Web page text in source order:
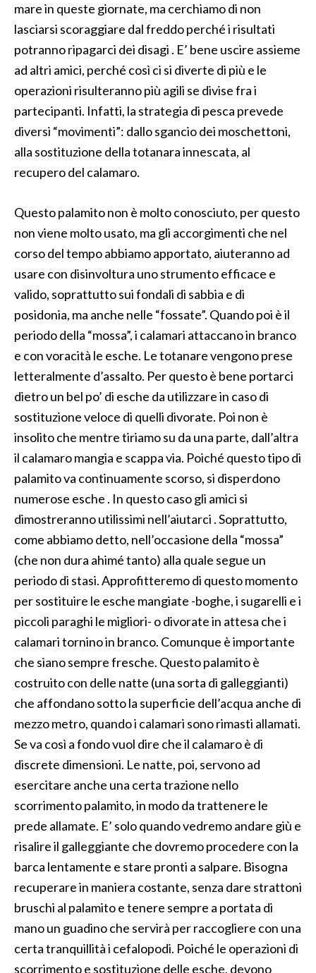
mare in queste giornate, ma cerchiamo di non
lasciarsi scoraggiare dal freddo perché i risultati
potranno ripagarci dei disagi . E’ bene uscire assieme
ad altri amici, perché così ci si diverte di più e le
operazioni risulteranno più agili se divise fra i
partecipanti. Infatti, la strategia di pesca prevede
diversi “movimenti”: dallo sgancio dei moschettoni,
alla sostituzione della totanara innescata, al
recupero del calamaro.
Questo palamito non è molto conosciuto, per questo
non viene molto usato, ma gli accorgimenti che nel
corso del tempo abbiamo apportato, aiuteranno ad
usare con disinvoltura uno strumento efficace e
valido, soprattutto sui fondali di sabbia e di
posidonia, ma anche nelle “fossate”. Quando poi è il
periodo della “mossa”, i calamari attaccano in branco
e con voracità le esche. Le totanare vengono prese
letteralmente d’assalto. Per questo è bene portarci
dietro un bel po’ di esche da utilizzare in caso di
sostituzione veloce di quelli divorate. Poi non è
insolito che mentre tiriamo su da una parte, dall’altra
il calamaro mangia e scappa via. Poiché questo tipo di
palamito va continuamente scorso, si disperdono
numerose esche . In questo caso gli amici si
dimostreranno utilissimi nell’aiutarci . Soprattutto,
come abbiamo detto, nell’occasione della “mossa”
(che non dura ahimé tanto) alla quale segue un
periodo di stasi. Approfitteremo di questo momento
per sostituire le esche mangiate -boghe, i sugarelli e i
piccoli paraghi le migliori- o divorate in attesa che i
calamari tornino in branco. Comunque è importante
che siano sempre fresche. Questo palamito è
costruito con delle natte (una sorta di galleggianti)
che affondano sotto la superficie dell’acqua anche di
mezzo metro, quando i calamari sono rimasti allamati.
Se va così a fondo vuol dire che il calamaro è di
discrete dimensioni. Le natte, poi, servono ad
esercitare anche una certa trazione nello
scorrimento palamito, in modo da trattenere le
prede allamate. E’ solo quando vedremo andare giù e
risalire il galleggiante che dovremo procedere con la
barca lentamente e stare pronti a salpare. Bisogna
recuperare in maniera costante, senza dare strattoni
bruschi al palamito e tenere sempre a portata di
mano un guadino che servirà per raccogliere con una
certa tranquillità i cefalopodi. Poiché le operazioni di
scorrimento e sostituzione delle esche, devono